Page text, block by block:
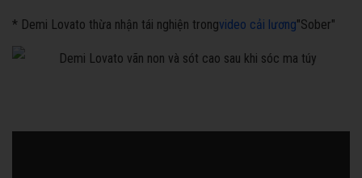
* Demi Lovato thừa nhận tái nghiện trongvideo cải lương"Sober"